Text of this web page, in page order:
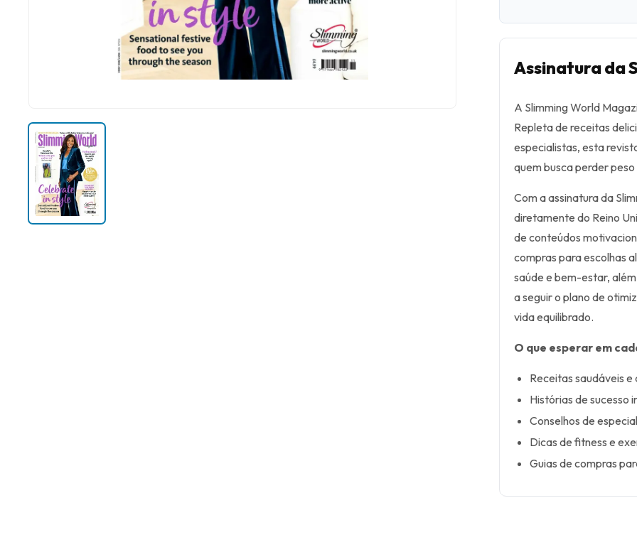
Assinatura da
A Slimming World
Repleta de receitas
especialistas, esta
quem busca perder
Com a assinatura da
diretamente do Reino
de conteúdos
compras para escolhas
saúde e bem-estar,
a seguir o plano de
vida equilibrado.
O que esperar em
Receitas saudáveis e
Histórias de sucesso
Conselhos de
Dicas de fitness e
Guias de compras